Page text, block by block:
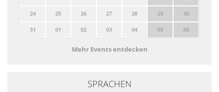
24 25 26 27 28 29 30
31 01 02 03 04 05 06
Mehr Events entdecken
SPRACHEN